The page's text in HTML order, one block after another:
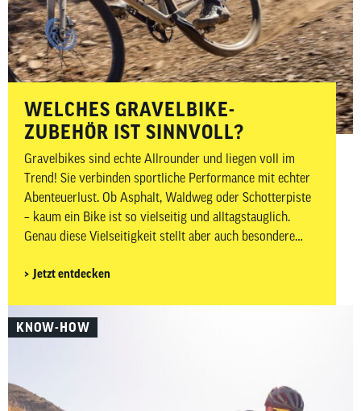
WELCHES GRAVELBIKE-
ZUBEHÖR IST SINNVOLL?
Gravelbikes sind echte Allrounder und liegen voll im
Trend! Sie verbinden sportliche Performance mit echter
Abenteuerlust. Ob Asphalt, Waldweg oder Schotterpiste
– kaum ein Bike ist so vielseitig und alltagstauglich.
Genau diese Vielseitigkeit stellt aber auch besondere
Untergründen, bei längeren Distanzen und abseits
welches Gravelbike-Zubehör wirklich sinnvoll ist –
Jetzt entdecken
KNOW-HOW